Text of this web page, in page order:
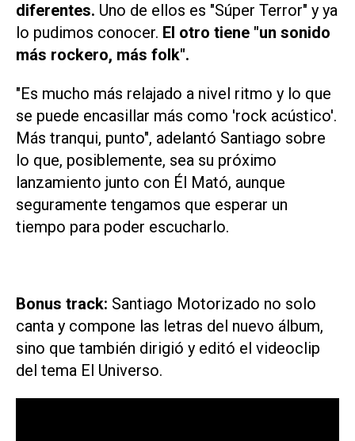
diferentes. Uno de ellos es "Súper Terror" y ya
lo pudimos conocer. El otro tiene "un sonido
más rockero, más folk".
"Es mucho más relajado a nivel ritmo y lo que
se puede encasillar más como 'rock acústico'.
Más tranqui, punto", adelantó Santiago sobre
lo que, posiblemente, sea su próximo
lanzamiento junto con Él Mató, aunque
seguramente tengamos que esperar un
tiempo para poder escucharlo.
Bonus track: Santiago Motorizado no solo
canta y compone las letras del nuevo álbum,
sino que también dirigió y editó el videoclip
del tema El Universo.